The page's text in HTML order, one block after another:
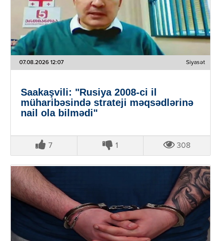
07.08.2026 12:07 Siyasət
Saakaşvili: "Rusiya 2008-ci il
müharibəsində strateji məqsədlərinə
nail ola bilmədi"
7 1 308